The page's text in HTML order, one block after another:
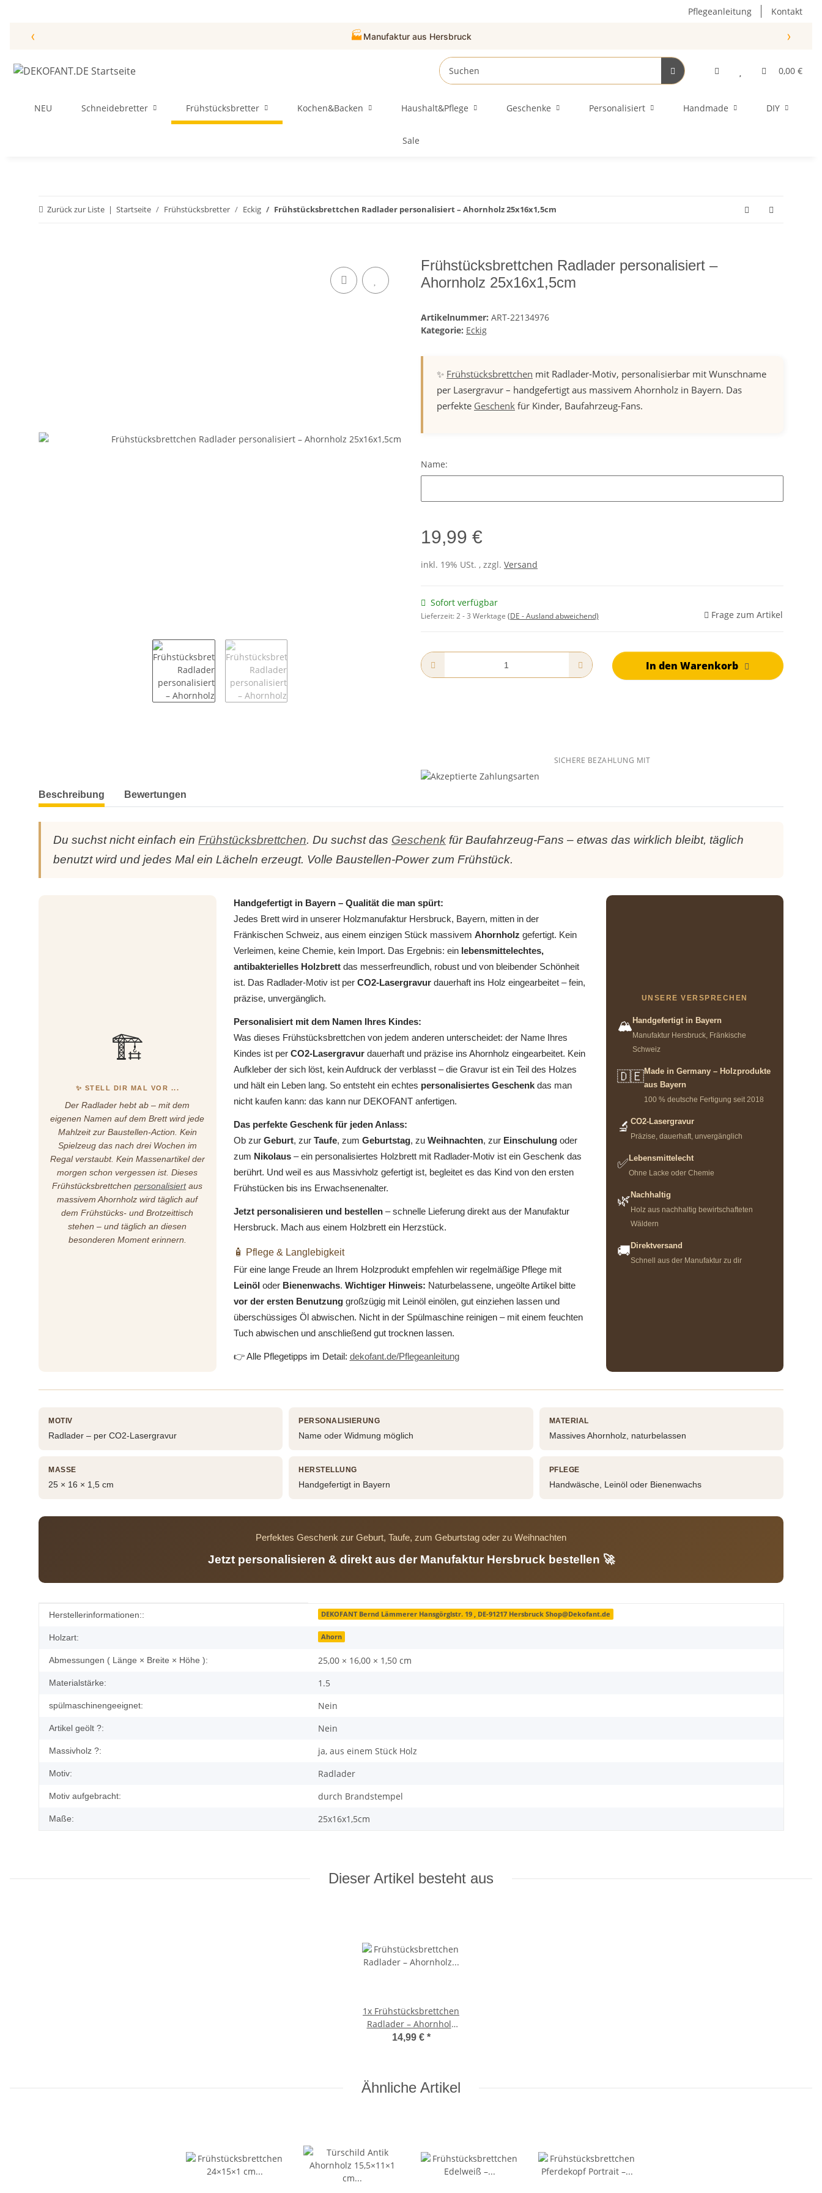
Pflegeanleitung Kontakt
‹ 🏭 Manufaktur aus Hersbruck ›
0,00 €
NEU Schneidebretter Frühstücksbretter Kochen&Backen Haushalt&Pflege Geschenke Personalisiert Handmade DIY
Sale
Zurück zur Liste Startseite Frühstücksbretter Eckig Frühstücksbrettchen Radlader personalisiert – Ahornholz 25x16x1,5cm
Frühstücksbrettchen Radlader personalisiert –
Ahornholz 25x16x1,5cm
Artikelnummer: ART-22134976
Kategorie: Eckig
✨ Frühstücksbrettchen mit Radlader-Motiv, personalisierbar mit Wunschname
per Lasergravur – handgefertigt aus massivem Ahornholz in Bayern. Das
perfekte Geschenk für Kinder, Baufahrzeug-Fans.
Name:
19,99 €
inkl. 19% USt. , zzgl. Versand
Sofort verfügbar
Lieferzeit:2 - 3 Werktage (DE - Ausland abweichend) Frage zum Artikel
In den Warenkorb
SICHERE BEZAHLUNG MIT
weitere Registerkarten anzeigen
Beschreibung Bewertungen
Du suchst nicht einfach ein Frühstücksbrettchen. Du suchst das Geschenk für Baufahrzeug-Fans – etwas das wirklich bleibt, täglich
benutzt wird und jedes Mal ein Lächeln erzeugt. Volle Baustellen-Power zum Frühstück.
🏗️
✨ STELL DIR MAL VOR ...
Der Radlader hebt ab – mit dem
eigenen Namen auf dem Brett wird jede
Mahlzeit zur Baustellen-Action. Kein
Spielzeug das nach drei Wochen im
Regal verstaubt. Kein Massenartikel der
morgen schon vergessen ist. Dieses
Frühstücksbrettchenpersonalisiertaus
massivem Ahornholz wird täglich auf
dem Frühstücks- und Brotzeittisch
stehen – und täglich an diesen
besonderen Moment erinnern.
Handgefertigt in Bayern – Qualität die man spürt:
Jedes Brett wird in unserer Holzmanufaktur Hersbruck, Bayern, mitten in der
Fränkischen Schweiz, aus einem einzigen Stück massivem Ahornholz gefertigt. Kein
Verleimen, keine Chemie, kein Import. Das Ergebnis: ein lebensmittelechtes,
antibakterielles Holzbrettdas messerfreundlich, robust und von bleibender Schönheit
ist. Das Radlader-Motiv ist per CO2-Lasergravurdauerhaft ins Holz eingearbeitet – fein,
präzise, unvergänglich.
Personalisiert mit dem Namen Ihres Kindes:
Was dieses Frühstücksbrettchen von jedem anderen unterscheidet: der Name Ihres
Kindes ist per CO2-Lasergravurdauerhaft und präzise ins Ahornholz eingearbeitet. Kein
Aufkleber der sich löst, kein Aufdruck der verblasst – die Gravur ist ein Teil des Holzes
und hält ein Leben lang. So entsteht ein echtes personalisiertes Geschenkdas man
nicht kaufen kann: das kann nur DEKOFANT anfertigen.
Das perfekte Geschenk für jeden Anlass:
Ob zur Geburt, zur Taufe, zum Geburtstag, zu Weihnachten, zur Einschulungoder
zum Nikolaus– ein personalisiertes Holzbrett mit Radlader-Motiv ist ein Geschenk das
berührt. Und weil es aus Massivholz gefertigt ist, begleitet es das Kind von den ersten
Frühstücken bis ins Erwachsenenalter.
Jetzt personalisieren und bestellen– schnelle Lieferung direkt aus der Manufaktur
Hersbruck. Mach aus einem Holzbrett ein Herzstück.
🧴 Pflege & Langlebigkeit
Für eine lange Freude an Ihrem Holzprodukt empfehlen wir regelmäßige Pflege mit
Leinöloder Bienenwachs. Wichtiger Hinweis: Naturbelassene, ungeölte Artikel bitte
vor der ersten Benutzunggroßzügig mit Leinöl einölen, gut einziehen lassen und
überschüssiges Öl abwischen. Nicht in der Spülmaschine reinigen – mit einem feuchten
Tuch abwischen und anschließend gut trocknen lassen.
👉 Alle Pflegetipps im Detail: dekofant.de/Pflegeanleitung
UNSERE VERSPRECHEN
🏔️ Handgefertigt in Bayern
Manufaktur Hersbruck, Fränkische
Schweiz
🇩🇪Made in Germany – Holzprodukte
aus Bayern
100 % deutsche Fertigung seit 2018
🔬 CO2-Lasergravur
Präzise, dauerhaft, unvergänglich
✅ Lebensmittelecht
Ohne Lacke oder Chemie
🌿 Nachhaltig
Holz aus nachhaltig bewirtschafteten
Wäldern
🚚 Direktversand
Schnell aus der Manufaktur zu dir
MOTIV
Radlader – per CO2-Lasergravur
PERSONALISIERUNG
Name oder Widmung möglich
MATERIAL
Massives Ahornholz, naturbelassen
MASSE
25 × 16 × 1,5 cm
HERSTELLUNG
Handgefertigt in Bayern
PFLEGE
Handwäsche, Leinöl oder Bienenwachs
Perfektes Geschenk zur Geburt, Taufe, zum Geburtstag oder zu Weihnachten
Jetzt personalisieren & direkt aus der Manufaktur Hersbruck bestellen 🚀
Produkteigenschaft
Wert
Herstellerinformationen:: DEKOFANT Bernd Lämmerer Hansgörglstr. 19 , DE-91217 Hersbruck Shop@Dekofant.de
Holzart: Ahorn
Abmessungen ( Länge × Breite × Höhe ): 25,00 × 16,00 × 1,50 cm
Materialstärke: 1.5
spülmaschinengeeignet: Nein
Artikel geölt ?: Nein
Massivholz ?: ja, aus einem Stück Holz
Motiv: Radlader
Motiv aufgebracht: durch Brandstempel
Maße: 25x16x1,5cm
Dieser Artikel besteht aus
1x Frühstücksbrettchen
Radlader – Ahornholz
25×16×1,5 cm
14,99 € *
Ähnliche Artikel